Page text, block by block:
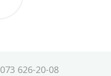
073 626-20-08